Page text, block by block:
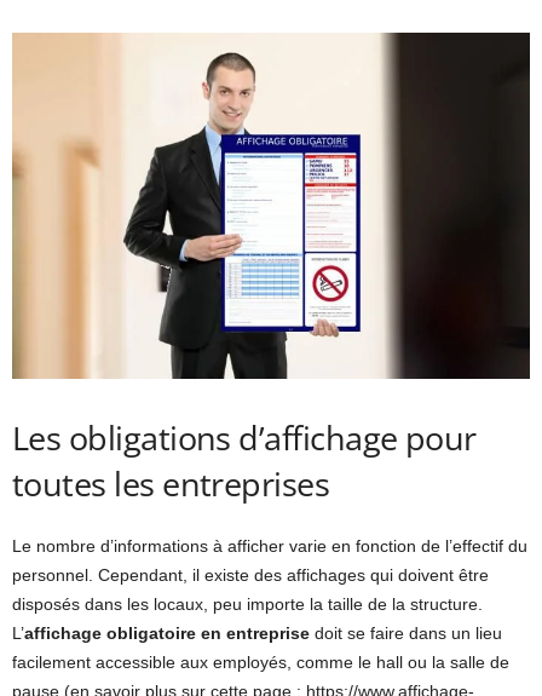
Les obligations d’affichage pour
toutes les entreprises
Le nombre d’informations à afficher varie en fonction de l’effectif du
personnel. Cependant, il existe des affichages qui doivent être
disposés dans les locaux, peu importe la taille de la structure.
L’affichage obligatoire en entreprise doit se faire dans un lieu
facilement accessible aux employés, comme le hall ou la salle de
pause (en savoir plus sur cette page : https://www.affichage-